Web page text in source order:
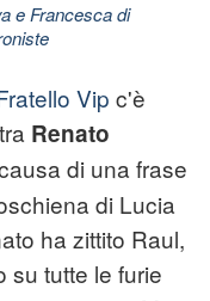
e Francesca di
Vip c'è
Renato
di una frase
di Lucia
ha zittito Raul,
su tutte le furie